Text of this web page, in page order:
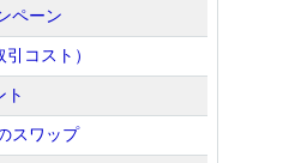
ペーン
コスト）
ト
スワップ